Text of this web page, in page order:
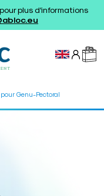
plus d'informations
Genu-Pectoral